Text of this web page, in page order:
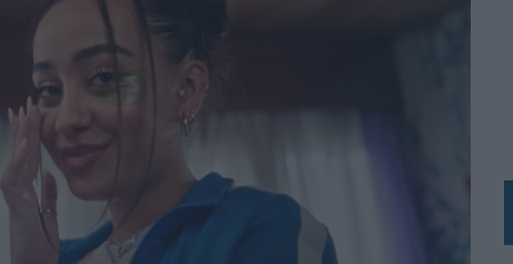
A PRUEBA LA CREATIVIDAD DE LAS MARCAS
LA INFANCIA EN SU ESTRATEGIA
EN VERANO Y SUPERA AL MÓVIL COMO DISPOSITIVO MÁS UTILIZADO
ESPAÑOLES
COMERCIAL GLOBAL
INSPIRADA EN CORNETTO, CALIPPO Y SOLERO